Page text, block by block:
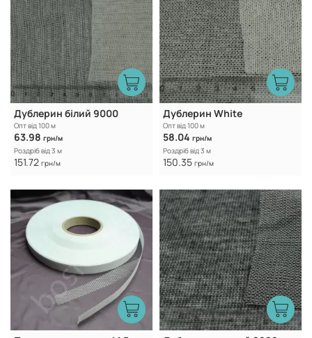
Дублерин білий 9000
Опт від 100 м
63.98 грн/м
Роздріб від 3 м
151.72 грн/м
Дублерин White
Опт від 100 м
58.04 грн/м
Роздріб від 3 м
150.35 грн/м